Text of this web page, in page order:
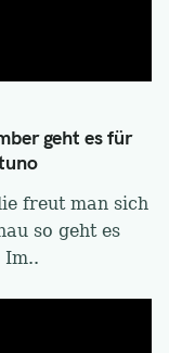
geht es für
freut man sich
so geht es
Im..